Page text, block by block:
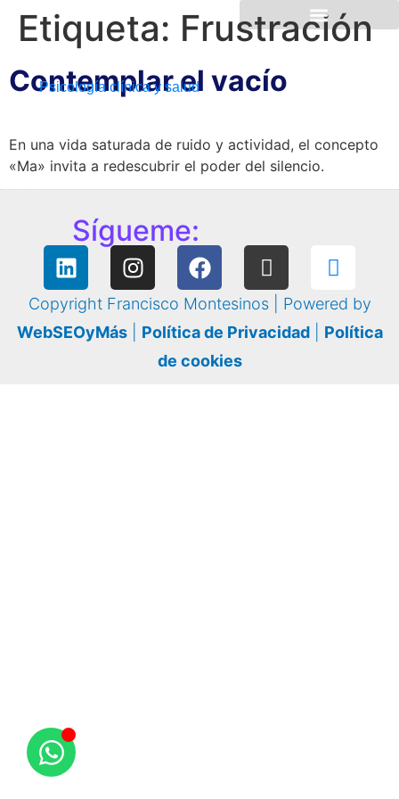
Psicología clínica y salud
Etiqueta: Frustración
Contemplar el vacío
En una vida saturada de ruido y actividad, el concepto
«Ma» invita a redescubrir el poder del silencio.
Sígueme:
Copyright Francisco Montesinos | Powered by
WebSEOyMás| Política de Privacidad| Política
de cookies